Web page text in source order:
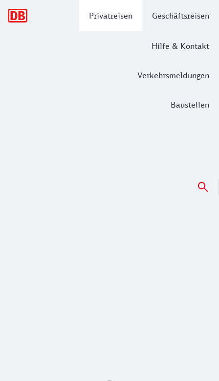
Privatreisen Geschäftsreisen
Hilfe & Kontakt
Verkehrsmeldungen
Baustellen